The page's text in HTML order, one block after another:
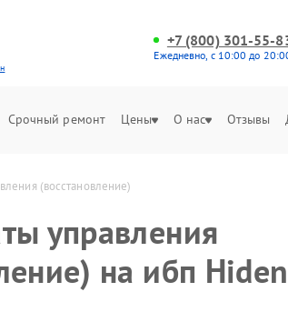
+7 (800) 301-55-
Ежедневно, с 10:00 до
Срочный ремонт Цены О нас Отзывы
(восстановление)
управления
на ибп